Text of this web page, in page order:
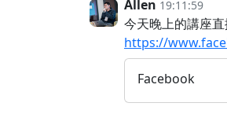
Allen 19:11:59
今天晚上的講座直
https://
Facebook